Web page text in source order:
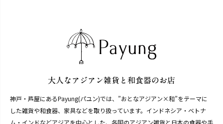
神戸・芦屋にあるPayung(パユン)では、”おとなアジアン×和”をテーマに
した雑貨や和食器、家具などを取り扱っています。インドネシア・ベトナ
ム・インドなどアジアを中心とした、各国のアジアン雑貨と日本の食器や手